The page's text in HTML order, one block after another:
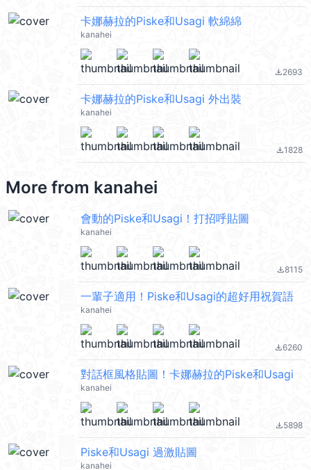
卡娜赫拉的Piske和Usagi 軟綿綿
kanahei
file_download2693
卡娜赫拉的Piske和Usagi 外出裝
kanahei
file_download1828
More from kanahei
會動的Piske和Usagi！打招呼貼圖
kanahei
file_download8115
一輩子適用！Piske和Usagi的超好用祝賀語
kanahei
file_download6260
對話框風格貼圖！卡娜赫拉的Piske和Usagi
kanahei
file_download5898
Piske和Usagi 過激貼圖
kanahei